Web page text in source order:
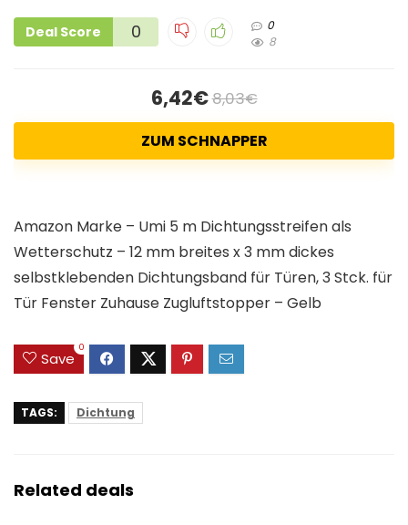
Deal Score 0
0
8
6,42€8,03€
ZUM SCHNAPPER
Amazon Marke – Umi 5 m Dichtungsstreifen als
Wetterschutz – 12 mm breites x 3 mm dickes
selbstklebenden Dichtungsband für Türen, 3 Stck. für
Tür Fenster Zuhause Zugluftstopper – Gelb
Save
0
TAGS: Dichtung
Related deals